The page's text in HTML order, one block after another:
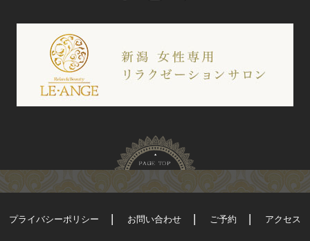
プライバシーポリシー お問い合わせ ご予約 アクセス